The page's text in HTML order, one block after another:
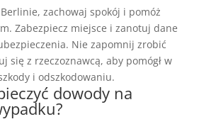
zachowaj spokój i pomóż
Zabezpiecz miejsce i zanotuj dane
Nie zapomnij zrobić
się z rzeczoznawcą, aby pomógł w
i odszkodowaniu.
dowody na